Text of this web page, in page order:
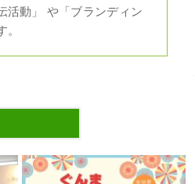
活動」 や「ブランディン
。